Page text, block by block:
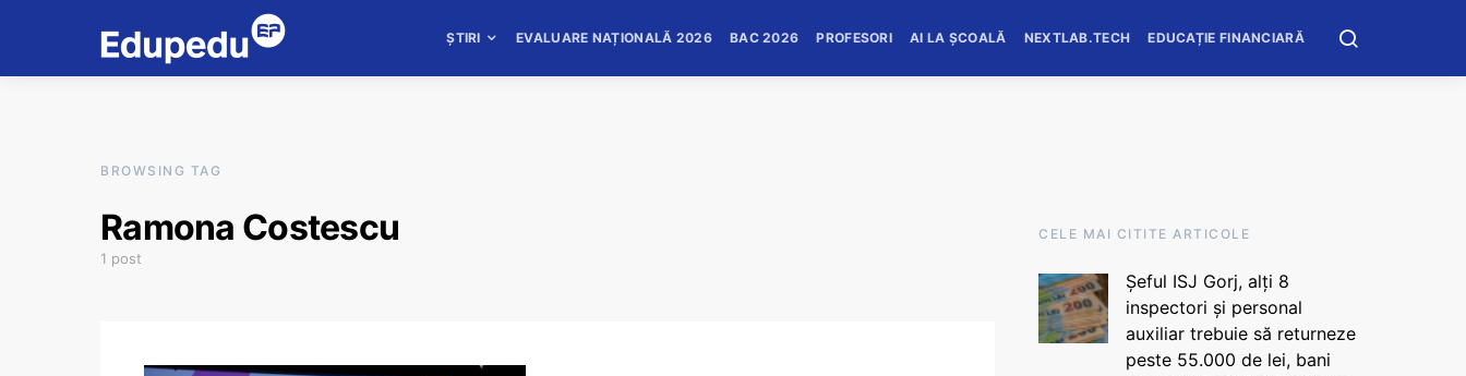
ȘTIRI EVALUARE NAȚIONALĂ 2026 BAC 2026 PROFESORI AI LA ȘCOALĂ NEXTLAB.TECH EDUCAȚIE FINANCIARĂ
BROWSING TAG
Ramona Costescu
1 post
CELE MAI CITITE ARTICOLE
Șeful ISJ Gorj, alți 8
inspectori și personal
auxiliar trebuie să returneze
peste 55.000 de lei, bani